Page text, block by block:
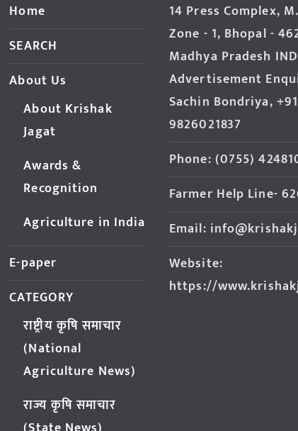
Home
SEARCH
About Us
About Krishak
Jagat
Awards &
Recognition
Agriculture in India
E-paper
CATEGORY
राष्ट्रीय कृषि समाचार
(National
Agriculture News)
राज्य कृषि समाचार
14 Press Complex,
Zone - 1, Bhopal -
Madhya Pradesh
Advertisement
Sachin Bondriya, +91
9826021837
Phone: (0755)
Farmer Help Line-
Email:
Website:
https://